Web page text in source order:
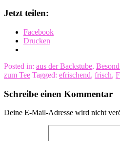
Jetzt teilen:
Facebook
Drucken
Posted in: aus der Backstube,
zum Tee Tagged: efrischend, frisch,
Schreibe einen Kommentar
Deine E-Mail-Adresse wird nicht